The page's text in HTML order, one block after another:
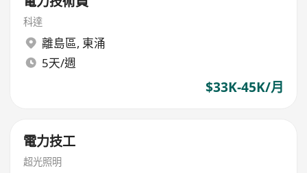
科達
離島區, 東涌
5天/週
$33K-45K/月
電力技工
超光照明